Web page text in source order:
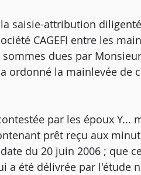
saisie-attribution
CAGEFI entre les
dues par
ordonné la mainlevée de
par les époux Y...
prêt reçu aux
du 20 juin 2006 ; que
a été délivrée par l'étude